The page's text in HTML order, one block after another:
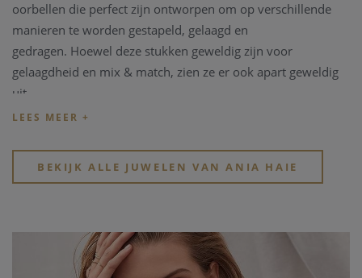
oorbellen die perfect zijn ontworpen om op verschillende
manieren te worden gestapeld, gelaagd en
gedragen. Hoewel deze stukken geweldig zijn voor
gelaagdheid en mix & match, zien ze er ook apart geweldig
uit.
Elk juweel is toegankelijk, trendy en altijd moeiteloos chic.
BEKIJK ALLE JUWELEN VAN ANIA HAIE